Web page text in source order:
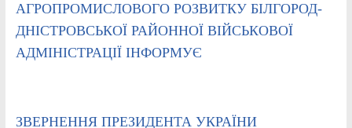
АГРОПРОМИСЛОВОГО РОЗВИТКУ БІЛГОРОД-
ДНІСТРОВСЬКОЇ РАЙОННОЇ ВІЙСЬКОВОЇ
АДМІНІСТРАЦІЇ ІНФОРМУЄ
ЗВЕРНЕННЯ ПРЕЗИДЕНТА УКРАЇНИ